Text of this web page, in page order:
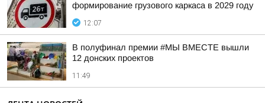
формирование грузового каркаса в 2029 году
12:07
В полуфинал премии #МЫ ВМЕСТЕ вышли
12 донских проектов
11:49